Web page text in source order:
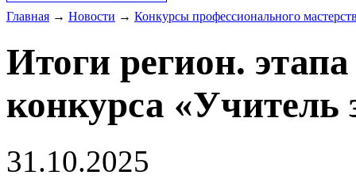
Главная → Новости → Конкурсы профессионального
Итоги регион.
конкурса «Учитель
31.10.2025